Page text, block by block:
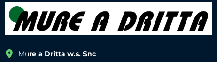
Mure a Dritta w.s. Snc